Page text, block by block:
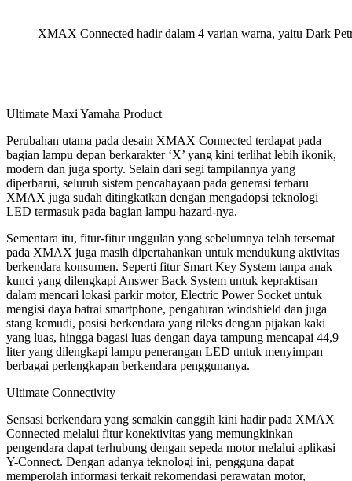
XMAX Connected hadir dalam 4 varian warna, yaitu Dark
Ultimate Maxi Yamaha Product
Perubahan utama pada desain XMAX Connected terdapat pada
bagian lampu depan berkarakter ‘X’ yang kini terlihat lebih ikonik,
modern dan juga sporty. Selain dari segi tampilannya yang
diperbarui, seluruh sistem pencahayaan pada generasi terbaru
XMAX juga sudah ditingkatkan dengan mengadopsi teknologi
LED termasuk pada bagian lampu hazard-nya.
Sementara itu, fitur-fitur unggulan yang sebelumnya telah tersemat
pada XMAX juga masih dipertahankan untuk mendukung aktivitas
berkendara konsumen. Seperti fitur Smart Key System tanpa anak
kunci yang dilengkapi Answer Back System untuk kepraktisan
dalam mencari lokasi parkir motor, Electric Power Socket untuk
mengisi daya batrai smartphone, pengaturan windshield dan juga
stang kemudi, posisi berkendara yang rileks dengan pijakan kaki
yang luas, hingga bagasi luas dengan daya tampung mencapai 44,9
liter yang dilengkapi lampu penerangan LED untuk menyimpan
berbagai perlengkapan berkendara penggunanya.
Ultimate Connectivity
Sensasi berkendara yang semakin canggih kini hadir pada XMAX
Connected melalui fitur konektivitas yang memungkinkan
pengendara dapat terhubung dengan sepeda motor melalui aplikasi
Y-Connect. Dengan adanya teknologi ini, pengguna dapat
memperolah informasi terkait rekomendasi perawatan motor,